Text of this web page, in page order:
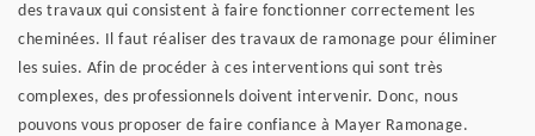
des travaux qui consistent à faire fonctionner correctement les
cheminées. Il faut réaliser des travaux de ramonage pour éliminer
les suies. Afin de procéder à ces interventions qui sont très
complexes, des professionnels doivent intervenir. Donc, nous
pouvons vous proposer de faire confiance à Mayer Ramonage.